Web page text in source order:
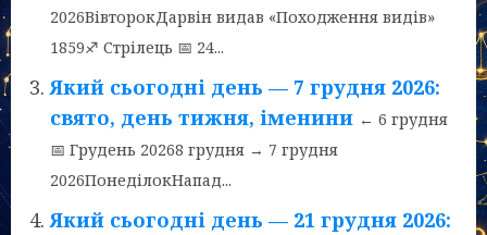
2026ВівторокДарвін видав «Походження видів»
1859♐ Стрілець 📅 24...
Який сьогодні день — 7 грудня 2026:
свято, день тижня, іменини ← 6 грудня
📅 Грудень 20268 грудня → 7 грудня
2026ПонеділокНапад...
Який сьогодні день — 21 грудня 2026: